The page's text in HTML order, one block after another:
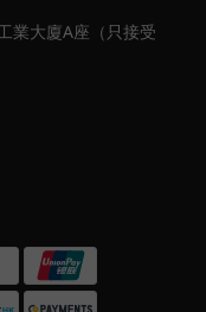
業大廈A座（只接受